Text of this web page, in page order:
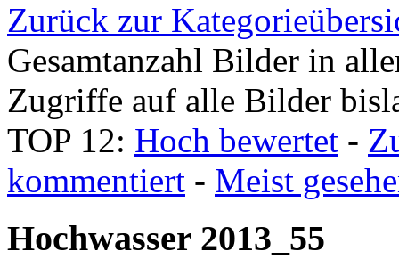
Zurück zur
Gesamtanzahl Bilder in
Zugriffe auf alle Bilder
TOP 12: Hoch bewertet -
kommentiert - Meist
Hochwasser 2013_55